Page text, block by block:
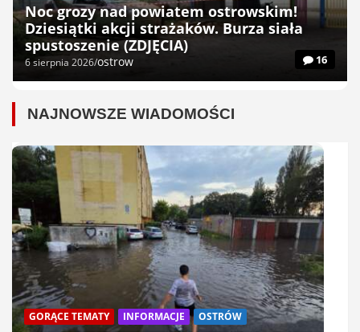
16
Noc grozy nad powiatem ostrowskim!
Dziesiątki akcji strażaków. Burza siała
spustoszenie (ZDJĘCIA)
6 sierpnia 2026 ostrow
NAJNOWSZE WIADOMOŚCI
GORĄCE TEMATY INFORMACJE OSTRÓW